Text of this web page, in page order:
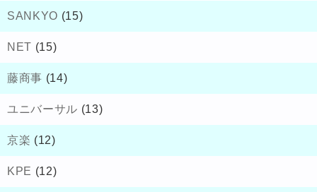
SANKYO (15)
NET (15)
藤商事 (14)
ユニバーサル (13)
京楽 (12)
KPE (12)